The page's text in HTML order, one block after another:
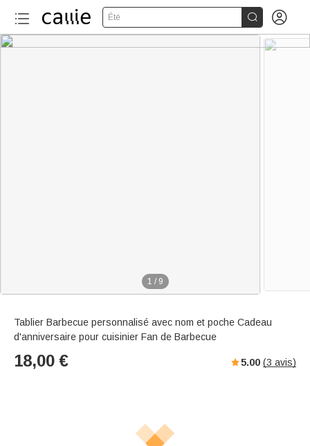
Été  
1 / 9
Tablier Barbecue personnalisé avec nom et poche Cadeau
d'anniversaire pour cuisinier Fan de Barbecue
18,00 € 5.00 (3 avis)